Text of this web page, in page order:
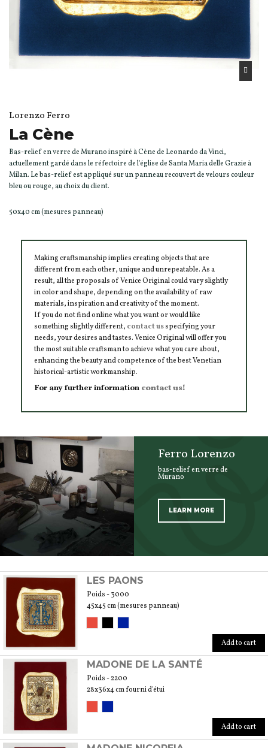
Lorenzo Ferro
La Cène
Bas-relief en verre de Murano inspiré à Cène de Leonardo da Vinci,
actuellement gardé dans le réfectoire de l'église de Santa Maria delle Grazie à
Milan. Le bas-relief est appliqué sur un panneau recouvert de velours couleur
bleu ou rouge, au choix du client.
50x40 cm (mesures panneau)
Making craftsmanship implies creating objects that are
different from each other, unique and unrepeatable. As a
result, all the proposals of Venice Original could vary slightly
in color and shape, depending on the availability of raw
materials, inspiration and creativity of the moment.
If you do not find online what you want or would like
something slightly different, contact usspecifying your
needs, your desires and tastes. Venice Original will offer you
the most suitable craftsman to achieve what you care about,
enhancing the beauty and competence of the best Venetian
historical-artistic workmanship.
For any further information contact us!
Ferro Lorenzo
bas-relief en verre de
Murano
LEARN MORE
LES PAONS
Poids - 3000
45x45 cm (mesures panneau)
Add to cart
MADONE DE LA SANTÉ
Poids - 2200
28x36x4 cm fourni d'étui
Add to cart